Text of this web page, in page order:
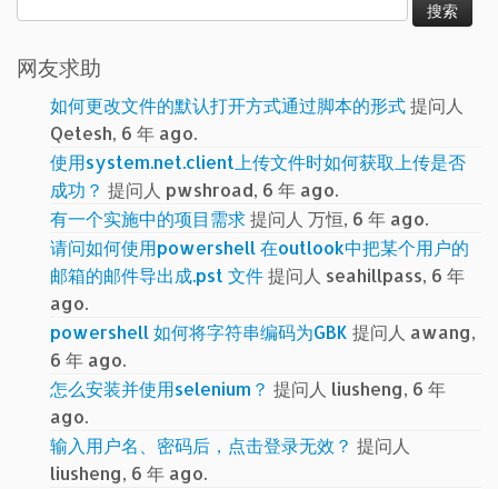
索：
网友求助
如何更改文件的默认打开方式通过脚本的形式提问人
Qetesh, 6 年 ago.
使用system.net.client上传文件时如何获取上传是否
成功？ 提问人 pwshroad, 6 年 ago.
有一个实施中的项目需求提问人 万恒, 6 年 ago.
请问如何使用powershell 在outlook中把某个用户的
邮箱的邮件导出成.pst 文件提问人 seahillpass, 6 年
ago.
powershell 如何将字符串编码为GBK 提问人 awang,
6 年 ago.
怎么安装并使用selenium？ 提问人 liusheng, 6 年
ago.
输入用户名、密码后，点击登录无效？ 提问人
liusheng, 6 年 ago.